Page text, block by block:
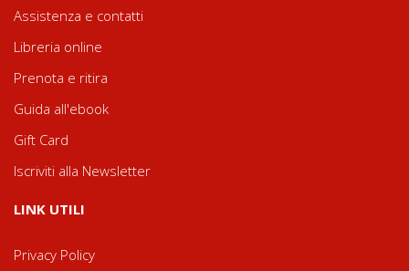
Assistenza e contatti
Libreria online
Prenota e ritira
Guida all'ebook
Gift Card
Iscriviti alla Newsletter
LINK UTILI
Privacy Policy